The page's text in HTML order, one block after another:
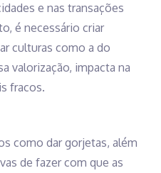
e nas transações
é necessário criar
culturas como a do
valorização, impacta na
fracos.
como dar gorjetas, além
de fazer com que as